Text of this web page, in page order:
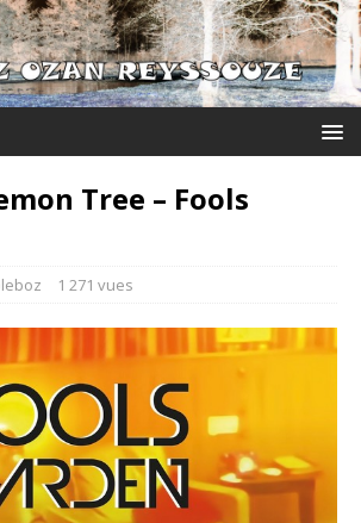
Tree – Fools
1 271 vues